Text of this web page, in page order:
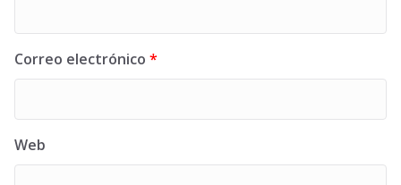
Correo electrónico *
Web